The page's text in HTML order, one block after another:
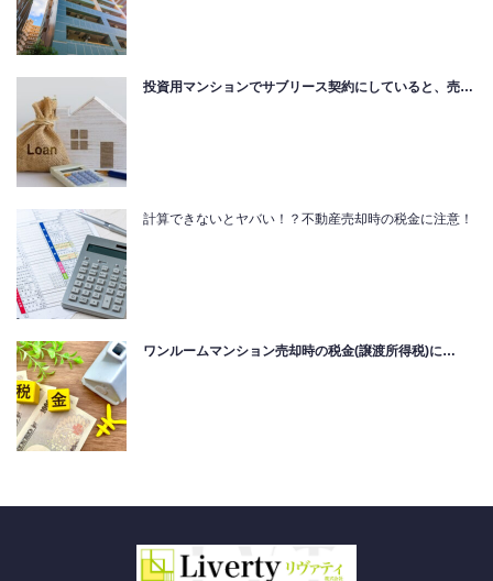
投資用マンションでサブリース契約にしていると、売…
計算できないとヤバい！？不動産売却時の税金に注意！
ワンルームマンション売却時の税金(譲渡所得税)に…